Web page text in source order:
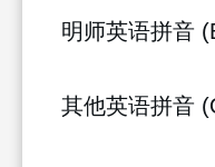
明师英语拼音
其他英语拼音